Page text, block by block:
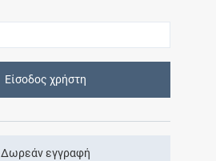
Είσοδος χρήστη
Δωρεάν εγγραφή